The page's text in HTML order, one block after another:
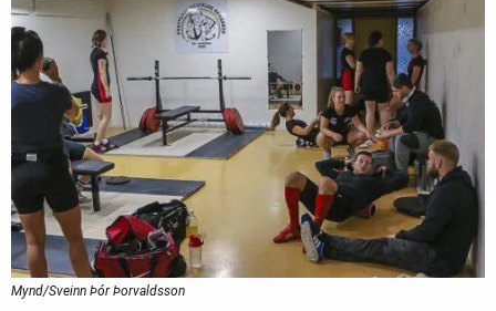
Mynd/Sveinn Þór Þorvaldsson